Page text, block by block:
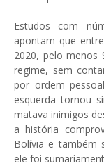
Estudos com
apontam que
2020, pelo menos
regime, sem
por ordem
esquerda tornou
matava inimigos
a história
Bolívia e também
ele foi